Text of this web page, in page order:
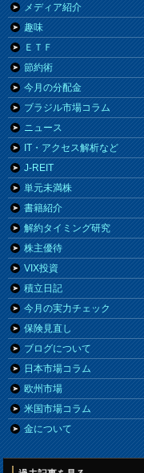
メディア紹介
趣味
ＥＴＦ
節約術
今月の分配金
ブラジル市場コラム
ニュース
IT・アクセス解析など
J-REIT
単元未満株
書籍紹介
解約タイミング研究
株主優待
VIX投資
積立日記
今月の実力チェック
保険見直し
ブログについて
日本市場コラム
欧州市場
米国市場コラム
金について